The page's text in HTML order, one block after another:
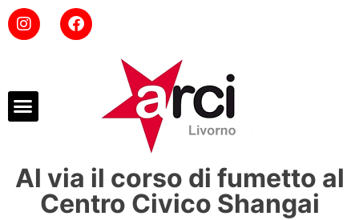
Al via il corso di fumetto al
Centro Civico Shangai